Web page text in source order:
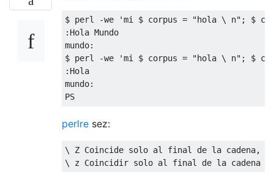
$ perl -we 'mi $ corpus = "hola \ n"; $
:Hola Mundo
mundo:
$ perl -we 'mi $ corpus = "hola \ n"; $
:Hola
mundo:
perlre sez:
\ Z Coincide solo al final de la cadena,